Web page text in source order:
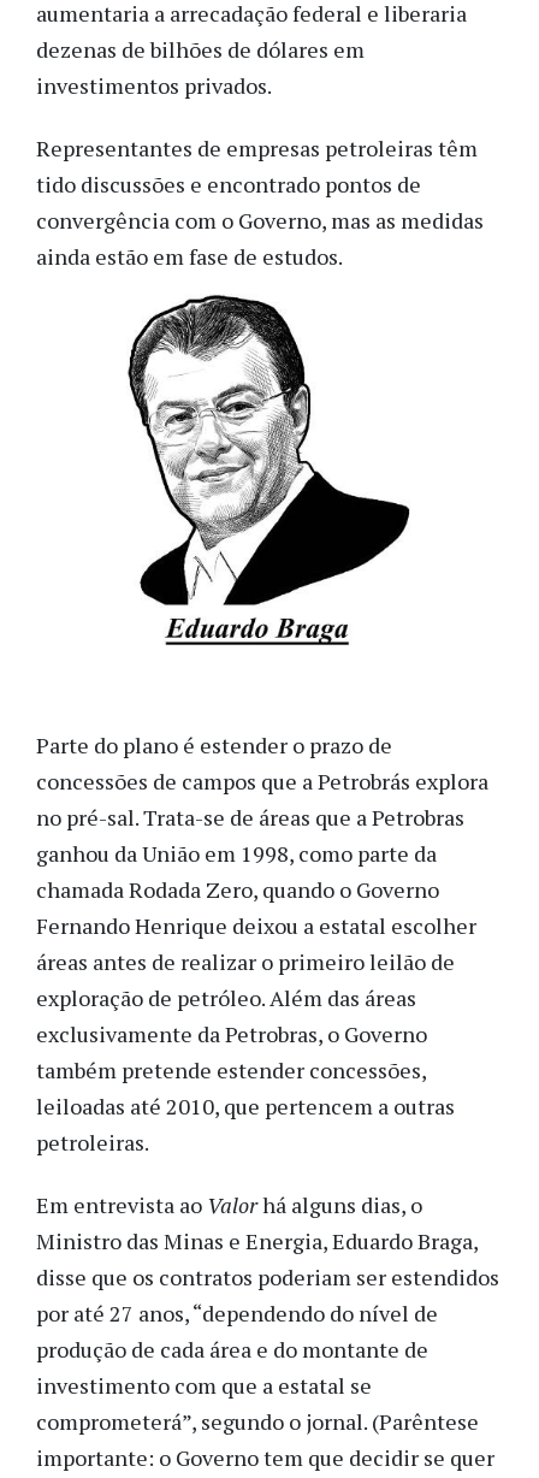
aumentaria a arrecadação federal e liberaria
dezenas de bilhões de dólares em
investimentos privados.
Representantes de empresas petroleiras têm
tido discussões e encontrado pontos de
convergência com o Governo, mas as medidas
ainda estão em fase de estudos.
Parte do plano é estender o prazo de
concessões de campos que a Petrobrás explora
no pré-sal. Trata-se de áreas que a Petrobras
ganhou da União em 1998, como parte da
chamada Rodada Zero, quando o Governo
Fernando Henrique deixou a estatal escolher
áreas antes de realizar o primeiro leilão de
exploração de petróleo. Além das áreas
exclusivamente da Petrobras, o Governo
também pretende estender concessões,
leiloadas até 2010, que pertencem a outras
petroleiras.
Em entrevista ao Valorhá alguns dias, o
Ministro das Minas e Energia, Eduardo Braga,
disse que os contratos poderiam ser estendidos
por até 27 anos, “dependendo do nível de
produção de cada área e do montante de
investimento com que a estatal se
comprometerá”, segundo o jornal. (Parêntese
importante: o Governo tem que decidir se quer